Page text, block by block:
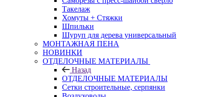
Такелаж
Хомуты + Стяжки
Шпильки
Шуруп для дерева универсальный
МОНТАЖНАЯ ПЕНА
НОВИНКИ
ОТДЕЛОЧНЫЕ МАТЕРИАЛЫ
Назад
ОТДЕЛОЧНЫЕ МАТЕРИАЛЫ
Сетки строительные, серпянки